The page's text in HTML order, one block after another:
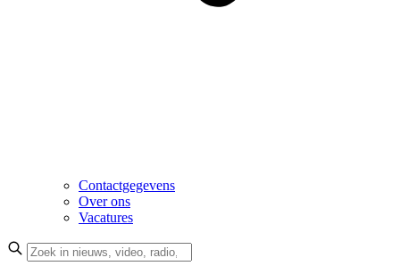
Contactgegevens
Over ons
Vacatures